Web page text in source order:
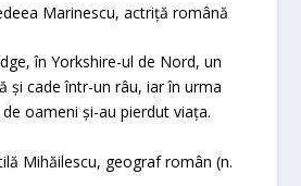
Marinescu, actriță română
în Yorkshire-ul de Nord, un
și cade într-un râu, iar în urma
oameni și-au pierdut viața.
Mihăilescu, geograf român (n.